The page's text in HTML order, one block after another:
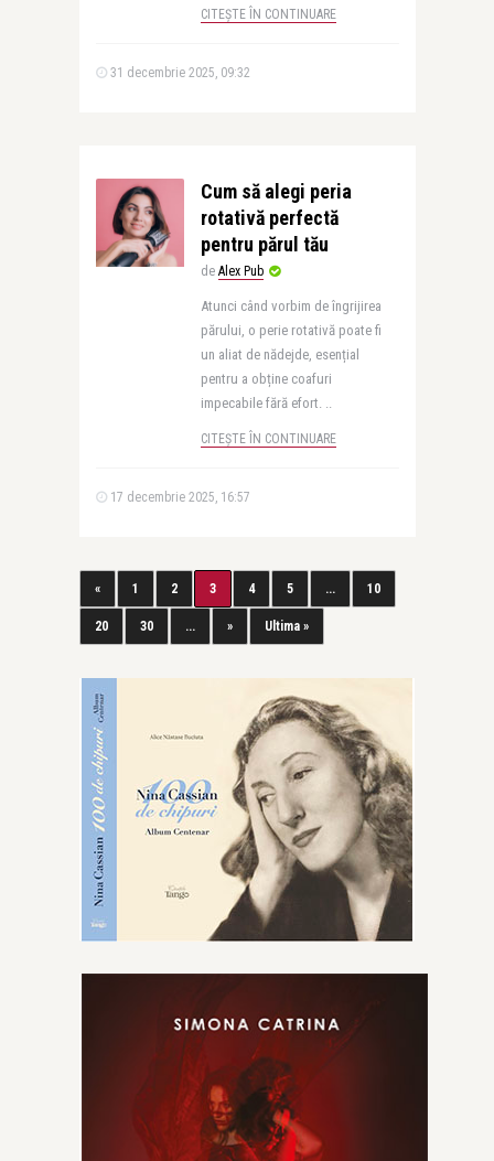
CITEȘTE ÎN CONTINUARE
31 decembrie 2025, 09:32
Cum să alegi peria
rotativă perfectă
pentru părul tău
de Alex Pub
Atunci când vorbim de îngrijirea
părului, o perie rotativă poate fi
un aliat de nădejde, esențial
pentru a obține coafuri
impecabile fără efort. ..
CITEȘTE ÎN CONTINUARE
17 decembrie 2025, 16:57
« 1 2 3 4 5 ... 10
20 30 ... » Ultima »